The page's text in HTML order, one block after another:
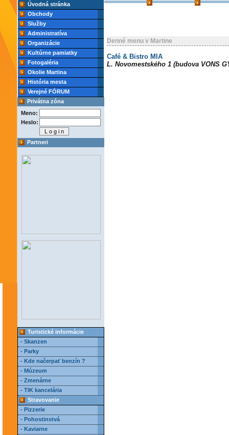
Úvodná stránka
Obchody
Služby
Administratíva
Organizácie
Kultúrne pamiatky
Fotogaléria
Okolie Martina
História mesta
Verejné FÓRUM
Privátna zóna
Meno:
Heslo:
Partneri
Turistické informácie
- Skanzen
- Parky
- Kde načerpať benzín ?
- Múzeum
- Zmenárne
- TIK kancelária
Stravovanie
- Pizzerie
- Pohostinstvá
- Kaviarne
Denné menu v Martine
Café & Bistro MIA
L. Novomestského 1 (budova VONS